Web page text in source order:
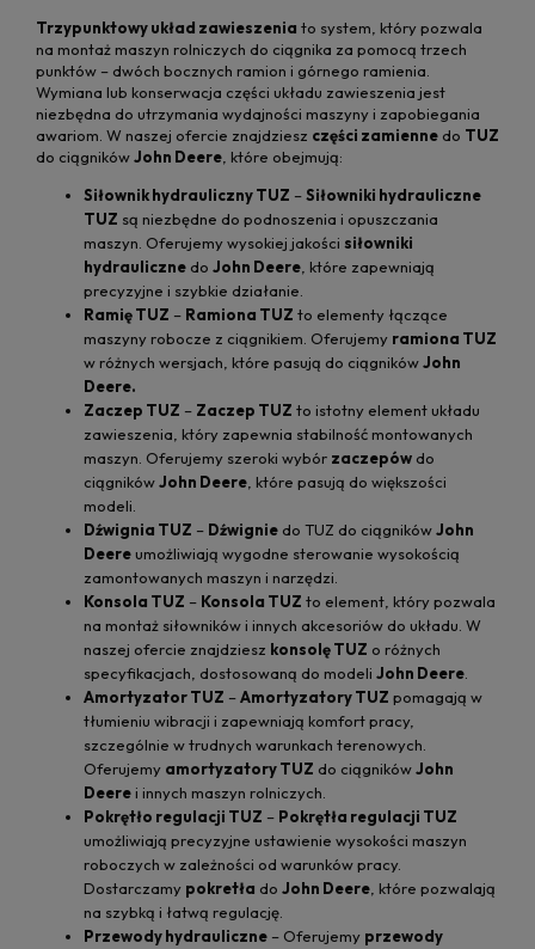
Trzypunktowy układ zawieszenia to system, który pozwala
na montaż maszyn rolniczych do ciągnika za pomocą trzech
punktów – dwóch bocznych ramion i górnego ramienia.
Wymiana lub konserwacja części układu zawieszenia jest
niezbędna do utrzymania wydajności maszyny i zapobiegania
awariom. W naszej ofercie znajdziesz części zamienne do TUZ
do ciągnikówJohn Deere, które obejmują:
Siłownik hydrauliczny TUZ –Siłowniki hydrauliczne
TUZ są niezbędne do podnoszenia i opuszczania
maszyn. Oferujemy wysokiej jakości siłowniki
hydrauliczne do John Deere, które zapewniają
precyzyjne i szybkie działanie.
Ramię TUZ – Ramiona TUZ to elementy łączące
maszyny robocze z ciągnikiem. Oferujemy ramiona TUZ
w różnych wersjach, które pasują do ciągnikówJohn
Deere.
Zaczep TUZ – Zaczep TUZ to istotny element układu
zawieszenia, który zapewnia stabilność montowanych
maszyn. Oferujemy szeroki wybór zaczepów do
ciągnikówJohn Deere, które pasują do większości
modeli.
Dźwignia TUZ – Dźwignie do TUZ do ciągnikówJohn
Deere umożliwiają wygodne sterowanie wysokością
zamontowanych maszyn i narzędzi.
Konsola TUZ – Konsola TUZ to element, który pozwala
na montaż siłowników i innych akcesoriów do układu. W
naszej ofercie znajdziesz konsolę TUZ o różnych
specyfikacjach, dostosowaną do modeli John Deere.
Amortyzator TUZ –Amortyzatory TUZ pomagają w
tłumieniu wibracji i zapewniają komfort pracy,
szczególnie w trudnych warunkach terenowych.
Oferujemy amortyzatory TUZ do ciągnikówJohn
Deere i innych maszyn rolniczych.
Pokrętło regulacji TUZ – Pokrętła regulacji TUZ
umożliwiają precyzyjne ustawienie wysokości maszyn
roboczych w zależności od warunków pracy.
Dostarczamy pokretła do John Deere, które pozwalają
na szybką i łatwą regulację.
Przewody hydrauliczne – Oferujemy przewody